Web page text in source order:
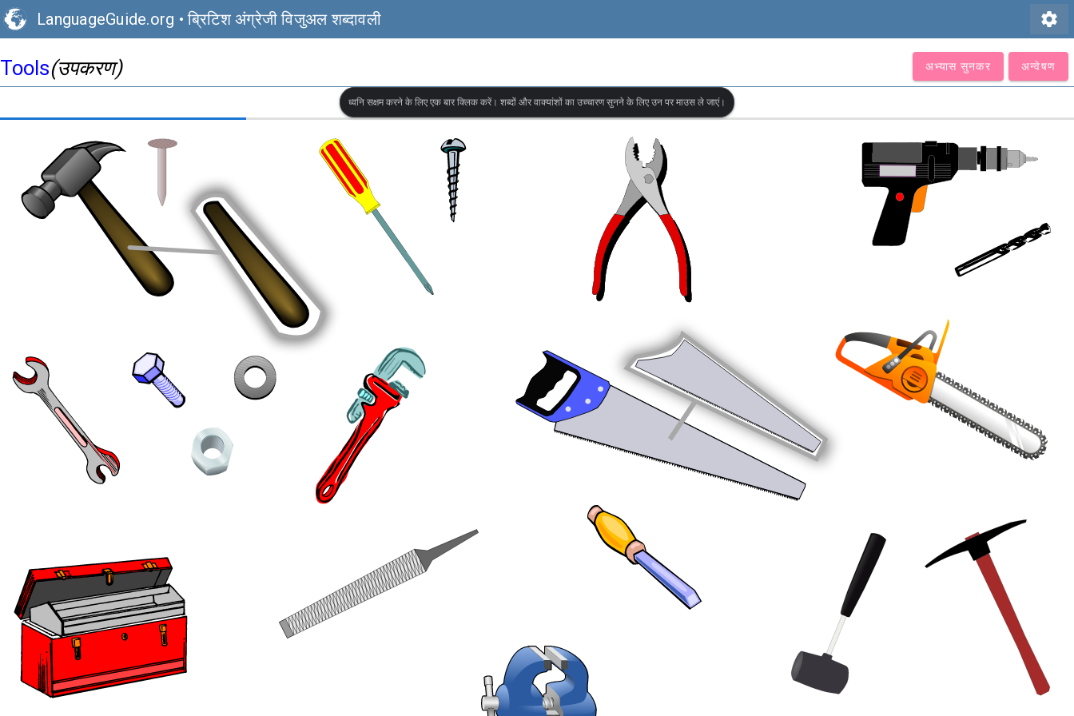
LanguageGuide.org •ब्रिटिश अंग्रेजी विजुअल शब्दावली settings
Tools(उपकरण) अभ्यास सुनकर अन्वेषण
ध्वनि सक्षम करने के लिए एक बार क्लिक करें। शब्दों और वाक्यांशों का उच्चारण सुनने के लिए उन पर माउस ले जाएं।